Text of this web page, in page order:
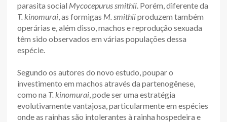
parasita social Mycocepurus smithii. Porém, diferente da
T. kinomurai, as formigas M. smithiiproduzem também
operárias e, além disso, machos e reprodução sexuada
têm sido observados em várias populações dessa
espécie.
Segundo os autores do novo estudo, poupar o
investimento em machos através da partenogênese,
como na T. kinomurai, pode ser uma estratégia
evolutivamente vantajosa, particularmente em espécies
onde as rainhas são intolerantes à rainha hospedeira e